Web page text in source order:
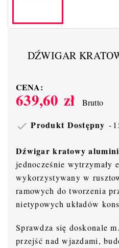
DŹWIGAR
CENA:
639,60 zł Brutto
 Produkt Dostępny
Dźwigar kratowy
jednocześnie wytrzymały
wykorzystywany w
ramowych do tworzenia
nietypowych układów
Sprawdza się doskonale
przejść nad wjazdami,